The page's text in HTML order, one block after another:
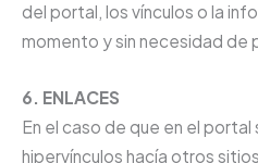
del portal, los vínculos o la
momento y sin necesidad de
6. ENLACES
En el caso de que en el
hipervínculos hacía otros